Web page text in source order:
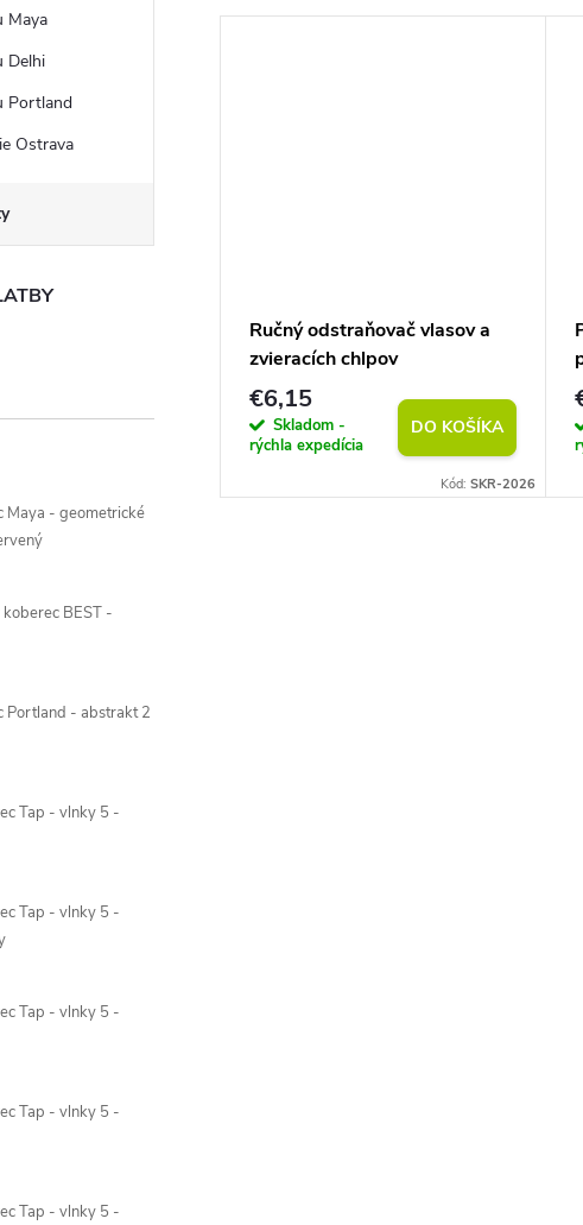
Maya
Delhi
Portland
Ostrava
Maya - geometrické
BEST -
Portland - abstrakt 2
Tap - vlnky 5 -
Tap - vlnky 5 -
Tap - vlnky 5 -
Tap - vlnky 5 -
Tap - vlnky 5 -
-
DO KOŠÍKA
Ručný odstraňovač vlasov a
zvieracích chlpov
€6,15
Skladom -
rýchla expedícia
DO KOŠÍKA
Kód: SKR-2026